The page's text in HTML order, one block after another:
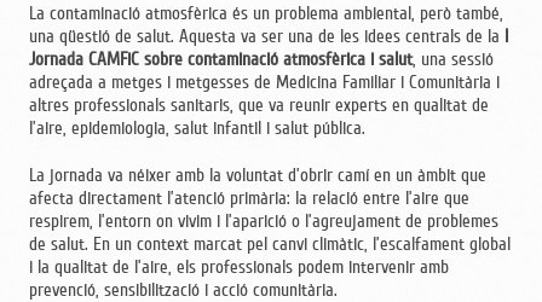
La contaminació atmosfèrica és un problema ambiental, però també,
una qüestió de salut. Aquesta va ser una de les idees centrals de la I
Jornada CAMFiC sobre contaminació atmosfèrica i salut, una sessió
adreçada a metges i metgesses de Medicina Familiar i Comunitària i
altres professionals sanitaris, que va reunir experts en qualitat de
l’aire, epidemiologia, salut infantil i salut pública.
La jornada va néixer amb la voluntat d’obrir camí en un àmbit que
afecta directament l’atenció primària: la relació entre l’aire que
respirem, l’entorn on vivim i l’aparició o l’agreujament de problemes
de salut. En un context marcat pel canvi climàtic, l’escalfament global
i la qualitat de l’aire, els professionals podem intervenir amb
prevenció, sensibilització i acció comunitària.